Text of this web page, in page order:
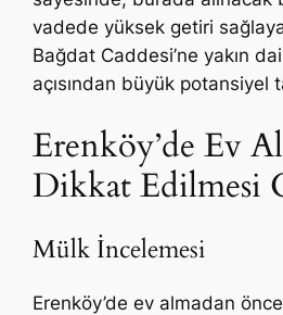
vadede yüksek getiri
Bağdat Caddesi’ne yakın
açısından büyük potansiyel
Erenköy’de Ev
Dikkat Edilmesi
Mülk İncelemesi
Erenköy’de ev almadan